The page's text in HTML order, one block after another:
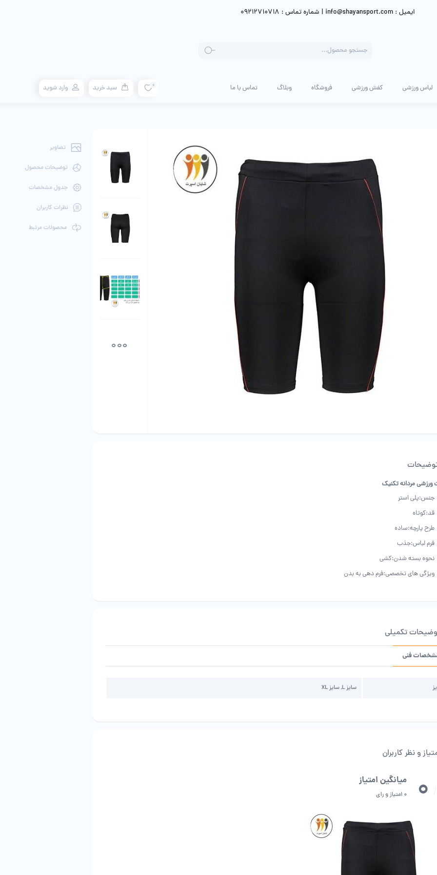
ایمیل : info@shayansport.com | شماره تماس : 09212710718
search
لباس ورزشی کفش ورزشی فروشگاه وبلاگ تماس با ما 0 سبد خرید وارد شوید
ورزشی مردانه تکنیک
جنس:پلی استر
قد:کوتاه
طرح پارچه:ساده
فرم لباس:جذب
نحوه بسته شدن:کشی
ویژگی های تخصصی:فرم دهی به بدن
تکمیلی
فنی
سایز L, سایز XL
و نظر کاربران
0 میانگین امتیاز
0 امتیاز و رای
تصاویر
توضیحات محصول
جدول مشخصات
نظرات کاربران
محصولات مرتبط